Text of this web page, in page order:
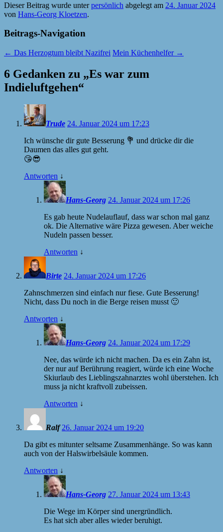
Dieser Beitrag wurde unterpersönlich abgelegt am 24. Januar 2024
von Hans-Georg Kloetzen.
Beitrags-Navigation
← Das Herzogtum bleibt Nazifrei Mein Küchenhelfer →
6 Gedanken zu „Es war zum
Indieluftgehen“
Trude 24. Januar 2024 um 17:23
Ich wünsche dir gute Besserung 💐 und drücke dir die
Daumen das alles gut geht.
😘😎
Antworten ↓
Hans-Georg 24. Januar 2024 um 17:26
Es gab heute Nudelauflauf, dass war schon mal ganz
ok. Die Alternative wäre Pizza gewesen. Aber weiche
Nudeln passen besser.
Antworten ↓
Birte 24. Januar 2024 um 17:26
Zahnschmerzen sind einfach nur fiese. Gute Besserung!
Nicht, dass Du noch in die Berge reisen musst 🙂
Antworten ↓
Hans-Georg 24. Januar 2024 um 17:29
Nee, das würde ich nicht machen. Da es ein Zahn ist,
der nur auf Berührung reagiert, würde ich eine Woche
Skiurlaub des Lieblingszahnarztes wohl überstehen. Ich
muss ja nicht kraftvoll zubeissen.
Antworten ↓
Ralf 26. Januar 2024 um 19:20
Da gibt es mitunter seltsame Zusammenhänge. So was kann
auch von der Halswirbelsäule kommen.
Antworten ↓
Hans-Georg 27. Januar 2024 um 13:43
Die Wege im Körper sind unergründlich.
Es hat sich aber alles wieder beruhigt.